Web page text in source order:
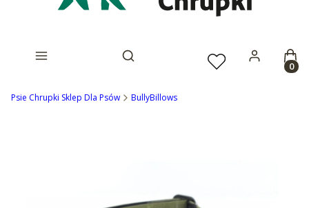
Otwórz wyszukiwarkę
Psie Chrupki Sklep Dla Psów BullyBillows